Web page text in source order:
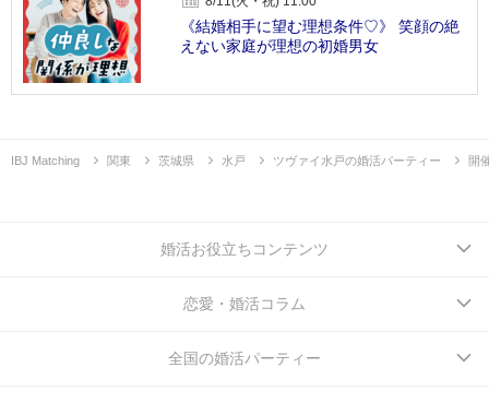
《結婚相手に望む理想条件♡》 笑顔の絶
えない家庭が理想の初婚男女
IBJ Matching 関東 茨城県 水戸 ツヴァイ水戸の婚活パーティー 開
婚活お役立ちコンテンツ
恋愛・婚活コラム
全国の婚活パーティー